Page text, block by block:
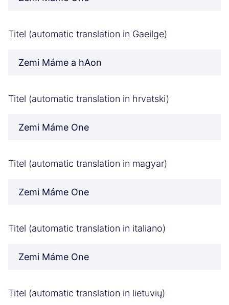
Titel (automatic translation in Gaeilge)
Zemi Máme a hAon
Titel (automatic translation in hrvatski)
Zemi Máme One
Titel (automatic translation in magyar)
Zemi Máme One
Titel (automatic translation in italiano)
Zemi Máme One
Titel (automatic translation in lietuvių)